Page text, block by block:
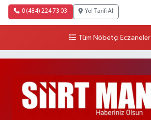
0 (484) 224 73 03 Yol Tarifi Al
Tüm Nöbetçi Eczaneler